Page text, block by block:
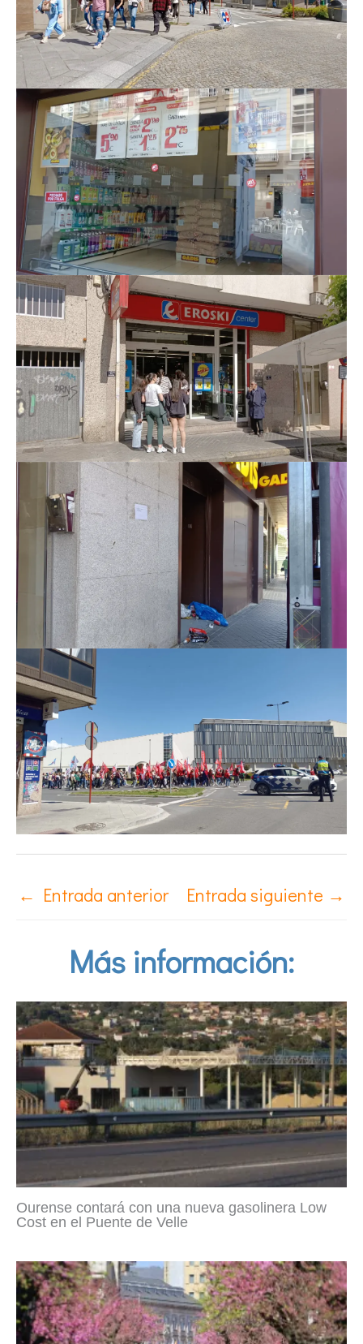
← Entrada anterior Entrada siguiente →
Más información:
Ourense contará con una nueva gasolinera Low
Cost en el Puente de Velle